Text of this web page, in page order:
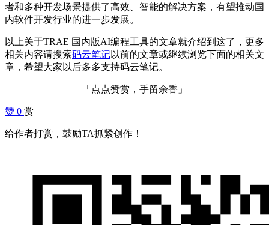
者和多种开发场景提供了高效、智能的解决方案，有望推动国
内软件开发行业的进一步发展。
以上关于TRAE 国内版AI编程工具的文章就介绍到这了，更多
相关内容请搜索码云笔记以前的文章或继续浏览下面的相关文
章，希望大家以后多多支持码云笔记。
「点点赞赏，手留余香」
赞 0 赏
给作者打赏，鼓励TA抓紧创作！